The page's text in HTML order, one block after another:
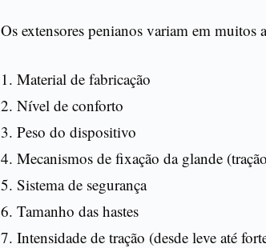
Os extensores penianos variam em muitos
1. Material de fabricação
2. Nível de conforto
3. Peso do dispositivo
4. Mecanismos de fixação da glande
5. Sistema de segurança
6. Tamanho das hastes
7. Intensidade de tração (desde leve até